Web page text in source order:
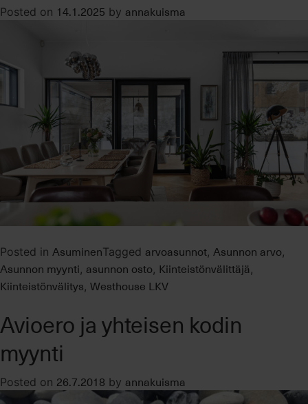
Posted on 14.1.2025 by annakuisma
Posted in AsuminenTagged arvoasunnot, Asunnon arvo,
Asunnon myynti, asunnon osto, Kiinteistönvälittäjä,
Kiinteistönvälitys, Westhouse LKV
Avioero ja yhteisen kodin
myynti
Posted on 26.7.2018 by annakuisma